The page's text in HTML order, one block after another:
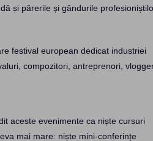
și părerile și gândurile
festival european dedicat industriei
compozitori, antreprenori,
aceste evenimente ca niște cursuri
mai mare: niște mini-conferințe